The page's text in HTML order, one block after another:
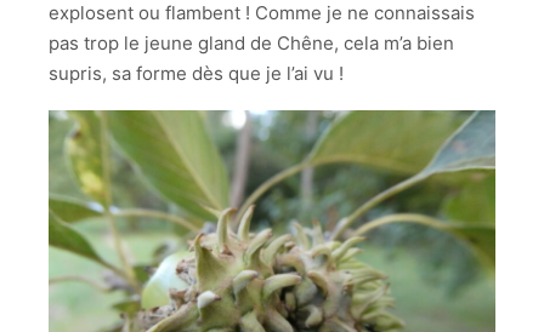
explosent ou flambent ! Comme je ne connaissais
pas trop le jeune gland de Chêne, cela m’a bien
supris, sa forme dès que je l’ai vu !